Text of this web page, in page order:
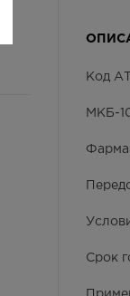
Код
МКБ-
Срок